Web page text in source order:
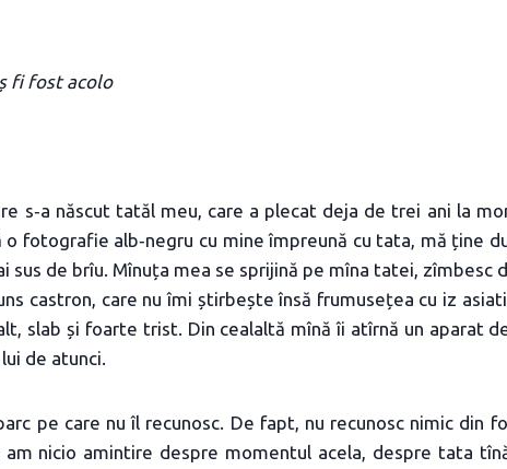
fi fost acolo
s‑a născut tatăl meu, care a plecat deja de trei ani la
o fotografie alb‑negru cu mine împreună cu tata, mă ține
sus de brîu. Mînuța mea se sprijină pe mîna tatei, zîmbesc
castron, care nu îmi știrbește însă frumusețea cu iz
slab și foarte trist. Din cealaltă mînă îi atîrnă un aparat
de atunci.
pe care nu îl recunosc. De fapt, nu recunosc nimic din
nicio amintire despre momentul acela, despre tata